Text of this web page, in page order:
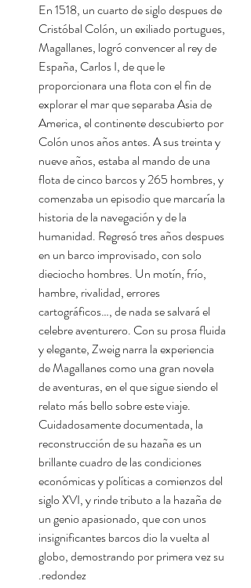
En 1518, un cuarto de siglo despues de
Cristóbal Colón, un exiliado portugues,
Magallanes, logró convencer al rey de
España, Carlos I, de que le
proporcionara una flota con el fin de
explorar el mar que separaba Asia de
America, el continente descubierto por
Colón unos años antes. A sus treinta y
nueve años, estaba al mando de una
flota de cinco barcos y 265 hombres, y
comenzaba un episodio que marcaría la
historia de la navegación y de la
humanidad. Regresó tres años despues
en un barco improvisado, con solo
dieciocho hombres. Un motín, frío,
hambre, rivalidad, errores
cartográficos…, de nada se salvará el
celebre aventurero. Con su prosa fluida
y elegante, Zweig narra la experiencia
de Magallanes como una gran novela
de aventuras, en el que sigue siendo el
relato más bello sobre este viaje.
Cuidadosamente documentada, la
reconstrucción de su hazaña es un
brillante cuadro de las condiciones
económicas y políticas a comienzos del
siglo XVI, y rinde tributo a la hazaña de
un genio apasionado, que con unos
insignificantes barcos dio la vuelta al
globo, demostrando por primera vez su
redondez.